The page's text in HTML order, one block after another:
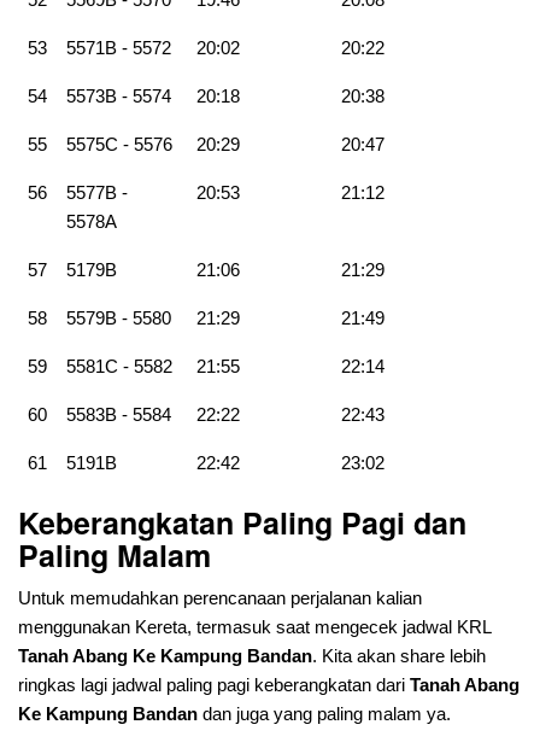
53 5571B - 5572 20:02 20:22
54 5573B - 5574 20:18 20:38
55 5575C - 5576 20:29 20:47
56
5577B -
5578A
20:53 21:12
57 5179B 21:06 21:29
58 5579B - 5580 21:29 21:49
59 5581C - 5582 21:55 22:14
60 5583B - 5584 22:22 22:43
61 5191B 22:42 23:02
Keberangkatan Paling Pagi dan
Paling Malam
Untuk memudahkan perencanaan perjalanan kalian
menggunakan Kereta, termasuk saat mengecek jadwal KRL
Tanah Abang Ke Kampung Bandan. Kita akan share lebih
ringkas lagi jadwal paling pagi keberangkatan dari Tanah Abang
Ke Kampung Bandan dan juga yang paling malam ya.